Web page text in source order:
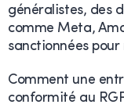
généralistes, des
comme Meta,
sanctionnées
Comment une
conformité au